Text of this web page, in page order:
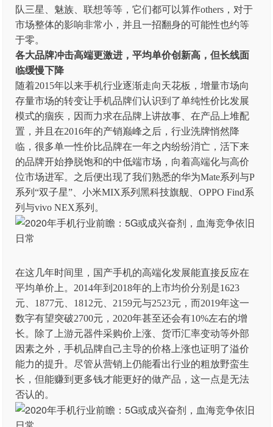
队三星、魅族、联想等等，它们都可以算作others，对于
市场整体的影响非常小，并且一招翻身的可能性也约等
于零。
各大品牌冲击高端更激进，平均单价创新高，但长线面
临缓慢下降
随着2015年以来手机行业逐渐走向天花板，增量市场向
存量市场的转变让手机品牌们认识到了单纯性价比发展
模式的痼疾，因而力求在品牌上讲故事、在产品上堆配
置，并且在2016年的产销巅峰之后，行业洗牌悄然降
临，很多单一性价比品牌在一年之内纷纷消亡，活下来
的品牌开始挣脱饱和的中低端市场，向着高端化与高价
位市场进军。之后便出现了我们熟悉的华为Mate系列与P
系列“双子星”、小米MIX系列黑科技旗舰、OPPO Find系
列与vivo NEX系列。
在这几年时间里，国产手机的高端化发展能直接反应在
平均单价上。2014年到2018年的上市均价分别是1623
元、1877元、1812元、2159元与2523元，而2019年这一
数字有望突破2700元，2020年甚至还会有10%左右的增
长。除了上游元器件采购价上涨、货币汇率变动等外部
因素之外，手机品牌自己主导的价格上涨也证明了溢价
能力的提升。尽管从营销上仍能看出行业的粗放野蛮生
长，但能赚到更多钱才能更好的做产品，这一点是无法
否认的。